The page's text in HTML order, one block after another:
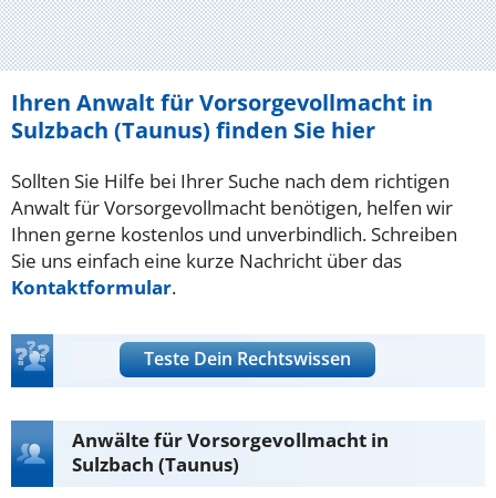
Ihren Anwalt für Vorsorgevollmacht in
Sulzbach (Taunus) finden Sie hier
Sollten Sie Hilfe bei Ihrer Suche nach dem richtigen
Anwalt für Vorsorgevollmacht benötigen, helfen wir
Ihnen gerne kostenlos und unverbindlich. Schreiben
Sie uns einfach eine kurze Nachricht über das
Kontaktformular.
Teste Dein Rechtswissen
Anwälte für Vorsorgevollmacht in
Sulzbach (Taunus)